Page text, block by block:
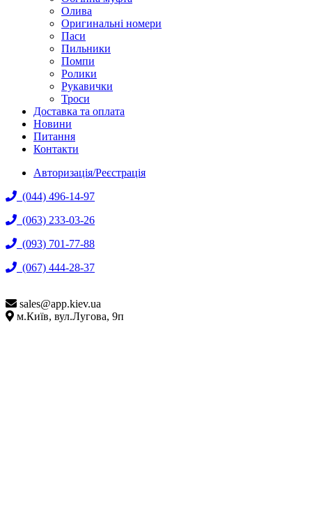
Олива
Оригинальні номери
Паси
Пильники
Помпи
Ролики
Рукавички
Троси
Доставка та оплата
Новини
Питання
Контакти
Авторизація/Реєстрація
(044) 496-14-97
(063) 233-03-26
(093) 701-77-88
(067) 444-28-37
sales@app.kiev.ua
м.Київ, вул.Лугова, 9п